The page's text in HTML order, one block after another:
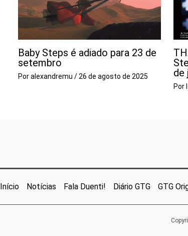
Baby Steps é adiado para 23 de
setembro
Poralexandremu / 26 de agosto de 2025
de
Por
Início Notícias Fala Duenti! Diário GTG GTG